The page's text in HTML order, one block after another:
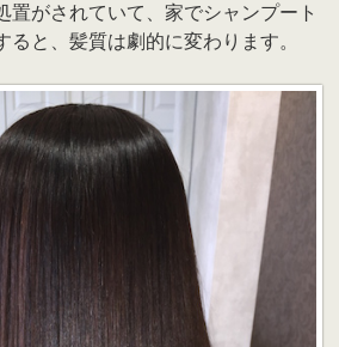
置がされていて、家でシャンプート
ると、髪質は劇的に変わります。